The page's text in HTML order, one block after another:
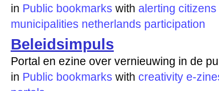
in Public bookmarks with alerting citizens
municipalities netherlands participation
Beleidsimpuls
Portal en ezine over vernieuwing in de
in Public bookmarks with creativity e-